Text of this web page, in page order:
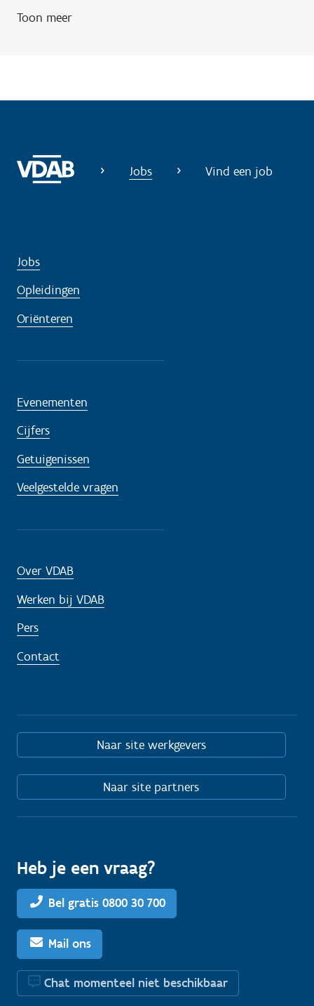
Toon meer
Jobs Vind een job
Jobs
Opleidingen
Oriënteren
Evenementen
Cijfers
Getuigenissen
Veelgestelde vragen
Over VDAB
Werken bij VDAB
Pers
Contact
Naar site werkgevers
Naar site partners
Heb je een vraag?
Bel gratis 0800 30 700
Mail ons
Chat momenteel niet beschikbaar